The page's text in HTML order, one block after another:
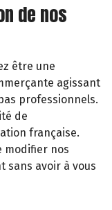
de nos
être une
agissant
professionnels.
de
française.
modifier nos
sans avoir à vous